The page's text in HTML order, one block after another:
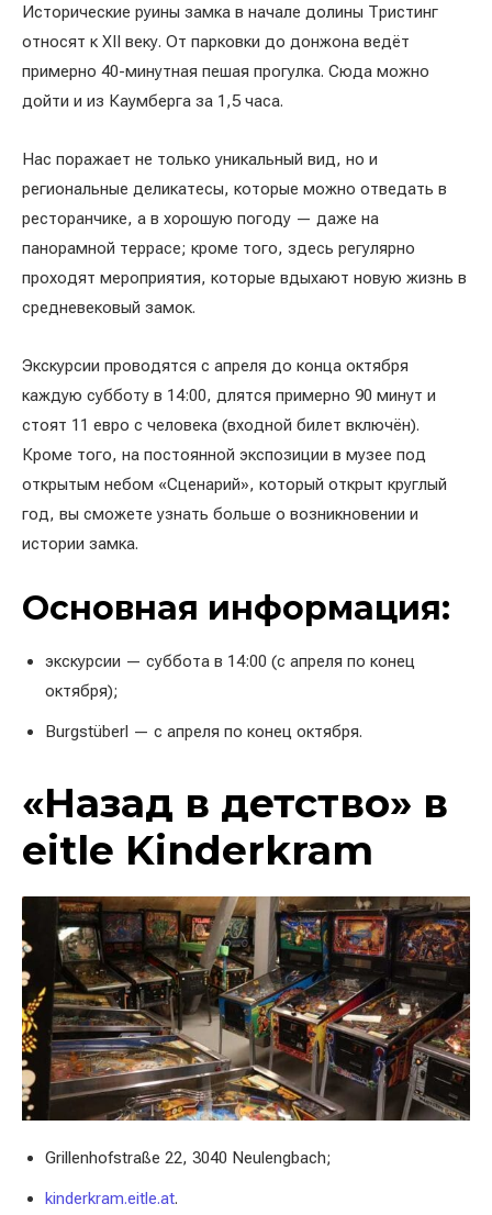
Исторические руины замка в начале долины Тристинг
относят к XII веку. От парковки до донжона ведёт
примерно 40-минутная пешая прогулка. Сюда можно
дойти и из Каумберга за 1,5 часа.
Нас поражает не только уникальный вид, но и
региональные деликатесы, которые можно отведать в
ресторанчике, а в хорошую погоду — даже на
панорамной террасе; кроме того, здесь регулярно
проходят мероприятия, которые вдыхают новую жизнь в
средневековый замок.
Экскурсии проводятся с апреля до конца октября
каждую субботу в 14:00, длятся примерно 90 минут и
стоят 11 евро с человека (входной билет включён).
Кроме того, на постоянной экспозиции в музее под
открытым небом «Сценарий», который открыт круглый
год, вы сможете узнать больше о возникновении и
истории замка.
Основная информация:
экскурсии — суббота в 14:00 (с апреля по конец
октября);
Burgstüberl — с апреля по конец октября.
«Назад в детство» в
eitle Kinderkram
Grillenhofstraße 22, 3040 Neulengbach;
kinderkram.eitle.at.